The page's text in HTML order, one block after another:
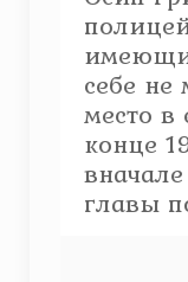
себе не
место
конце
главы